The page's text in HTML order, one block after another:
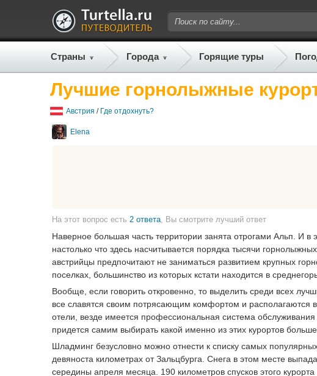
Страны Города Горящие туры
Лучшие горнолыжные
Австрия / Где отдохнуть?
Elena
На этот вопрос есть 2 ответа , Вы смотрите лучший ответ
Наверное большая часть территории занята отрогами Альп. И
настолько что здесь насчитывается порядка тысячи
австрийцы предпочитают не заниматься развитием крупных
поселках, большинство из которых кстати находится в
Вообще, если говорить откровенно, то выделить среди всех
все славятся своим потрясающим комфортом и располагаются
отели, везде имеется профессиональная система
придется самим выбирать какой именно из этих курортов
Шладминг безусловно можно отнести к списку самых
девяноста километрах от Зальцбурга. Снега в этом месте
середины апреля месяца. 190 километров спусков этого